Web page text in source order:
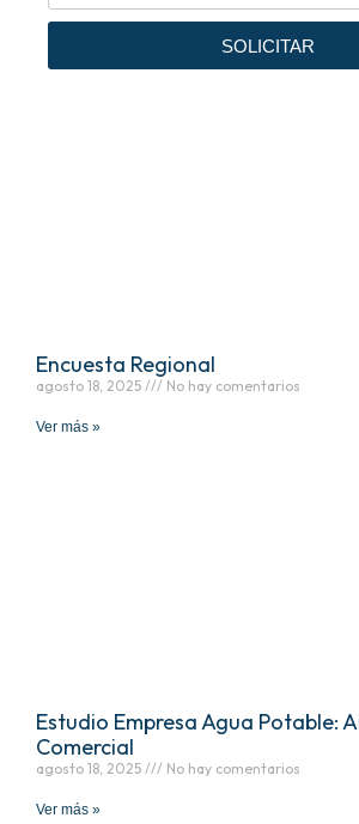
SOLICITAR
Encuesta Regional
agosto 18, 2025 No hay comentarios
Ver más »
Estudio Empresa Agua Potable:
Comercial
agosto 18, 2025 No hay comentarios
Ver más »